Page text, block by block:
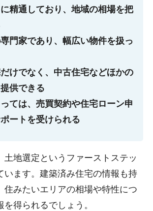
精通しており、地域の相場を把
門家であり、幅広い物件を扱っ
けでなく、中古住宅などほかの
供できる
ては、売買契約や住宅ローン申
ートを受けられる
土地選定というファーストステッ
います。建築済み住宅の情報も持
住みたいエリアの相場や特性につ
得られるでしょう。